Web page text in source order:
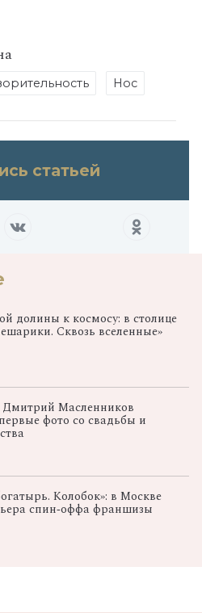
Нос
статьей
долины к космосу: в столице
Сквозь вселенные»
Масленников
фото со свадьбы и
Колобок»: в Москве
спин‑оффа франшизы